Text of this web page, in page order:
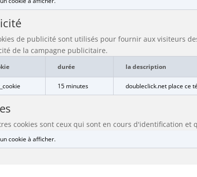
de publicité sont utilisés pour fournir aux visiteurs
de la campagne publicitaire.
durée la description
15 minutes doubleclick.net place ce
cookies sont ceux qui sont en cours d'identification et
cookie à afficher.